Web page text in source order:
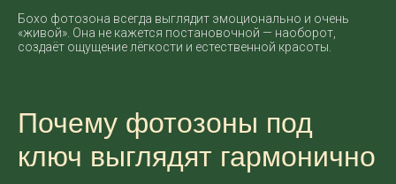
Бохо фотозона всегда выглядит эмоционально и очень
«живой». Она не кажется постановочной — наоборот,
создаёт ощущение лёгкости и естественной красоты.
Почему фотозоны под
ключ выглядят гармонично